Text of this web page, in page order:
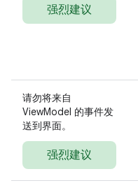
强烈建议
请勿将来自
ViewModel 的事件发
送到界面。
强烈建议